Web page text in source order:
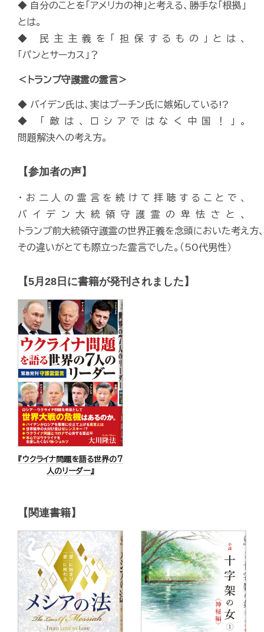
◆ 自分のことを「アメリカの神」と考える、勝手な「根拠」
とは。
◆ 民主主義を「担保するもの」とは、
「パンとサーカス」？
＜トランプ守護霊の霊言＞
◆ バイデン氏は、実はプーチン氏に嫉妬している!?
◆ 「敵は、ロシアではなく中国！」。
問題解決への考え方。
【参加者の声】
・お二人の霊言を続けて拝聴することで、
バイデン大統領守護霊の卑怯さと、
トランプ前大統領守護霊の世界正義を念頭においた考え方、
その違いがとても際立った霊言でした。（50代男性）
【5月28日に書籍が発刊されました】
『ウクライナ問題を語る世界の7
人のリーダー』
【関連書籍】